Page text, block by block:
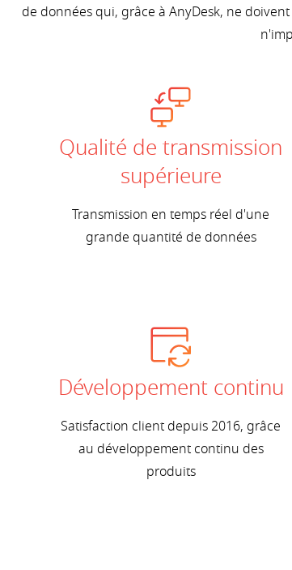
de données qui, grâce à AnyDesk, ne
Qualité de transmission
supérieure
Transmission en temps réel d'une
grande quantité de données
Développement continu
Satisfaction client depuis 2016, grâce
au développement continu des
produits